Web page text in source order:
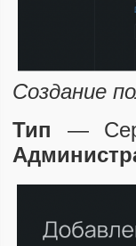
Создание
Тип —